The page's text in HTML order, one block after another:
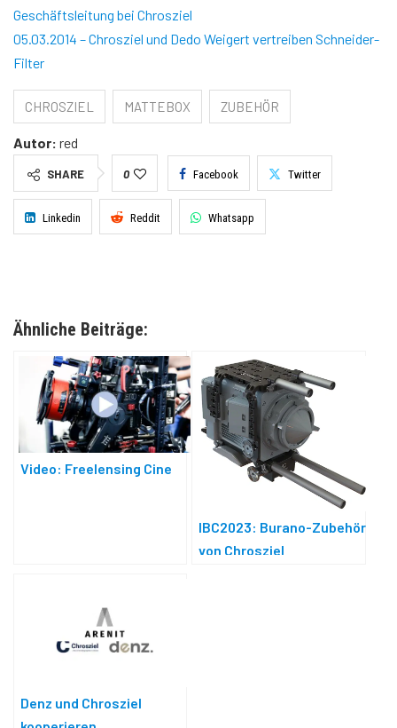
Geschäftsleitung bei Chrosziel
05.03.2014 – Chrosziel und Dedo Weigert vertreiben Schneider-
Filter
CHROSZIEL MATTEBOX ZUBEHÖR
Autor: red
SHARE 0 Facebook Twitter
Linkedin Reddit Whatsapp
Ähnliche Beiträge:
Video: Freelensing Cine
IBC2023: Burano-Zubehör
von Chrosziel
Denz und Chrosziel